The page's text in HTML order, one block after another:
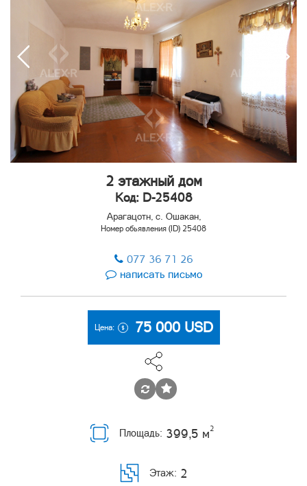
2 этажный дом
Код: D-25408
Арагацотн, с. Ошакан,
Номер обьявления (ID) 25408
077 36 71 26
написать письмо
Цена: 75 000 USD
Площадь: 399,5 м2
Этаж: 2